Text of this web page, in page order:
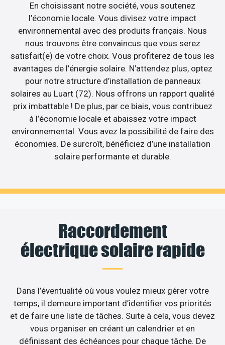
En choisissant notre société, vous soutenez
l’économie locale. Vous divisez votre impact
environnemental avec des produits français. Nous
nous trouvons être convaincus que vous serez
satisfait(e) de votre choix. Vous profiterez de tous les
avantages de l’énergie solaire. N’attendez plus, optez
pour notre structure d’installation de panneaux
solaires au Luart (72). Nous offrons un rapport qualité
prix imbattable ! De plus, par ce biais, vous contribuez
à l’économie locale et abaissez votre impact
environnemental. Vous avez la possibilité de faire des
économies. De surcroît, bénéficiez d’une installation
solaire performante et durable.
Raccordement
électrique solaire rapide
Dans l’éventualité où vous voulez mieux gérer votre
temps, il demeure important d’identifier vos priorités
et de faire une liste de tâches. Suite à cela, vous devez
vous organiser en créant un calendrier et en
définissant des échéances pour chaque tâche. De